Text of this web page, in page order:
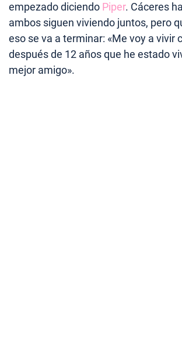
empezado diciendo Piper. Cáceres
ambos siguen viviendo juntos, pero
eso se va a terminar: «Me voy a vivir
después de 12 años que he estado
mejor amigo».